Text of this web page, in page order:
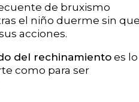
de bruxismo
el niño duerme sin
acciones.
del rechinamiento es lo
como para ser